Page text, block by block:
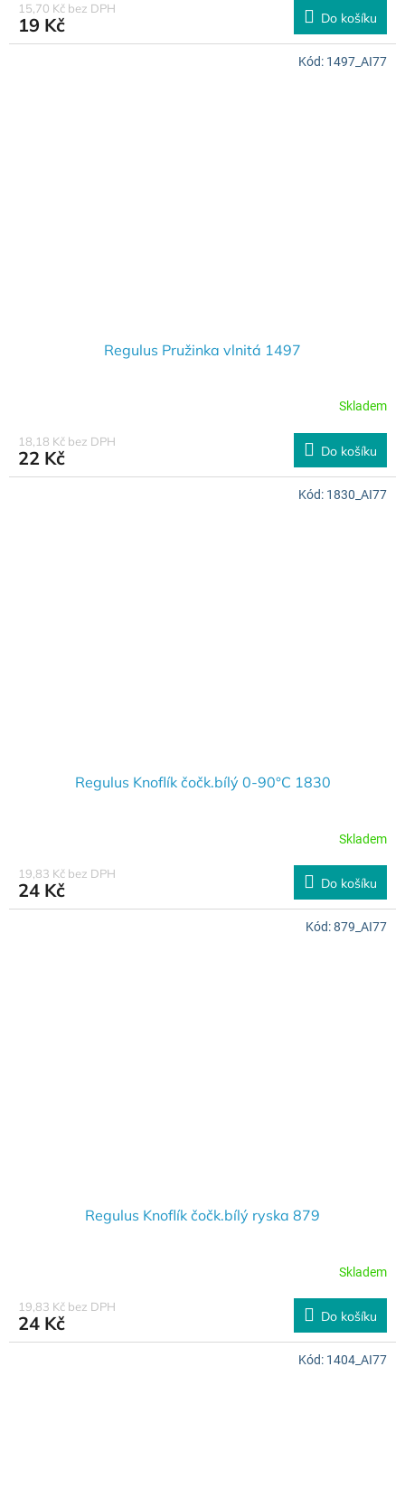
15,70 Kč bez DPH
19 Kč Do košíku
Regulus Pružinka vlnitá 1497
Skladem
18,18 Kč bez DPH
22 Kč Do košíku
Kód: 1497_AI77
Regulus Knoflík čočk.bílý 0-90°C 1830
Skladem
19,83 Kč bez DPH
24 Kč Do košíku
Kód: 1830_AI77
Regulus Knoflík čočk.bílý ryska 879
Skladem
19,83 Kč bez DPH
24 Kč Do košíku
Kód:879_AI77
Kód: 1404_AI77